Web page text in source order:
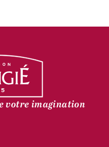
votre imagination